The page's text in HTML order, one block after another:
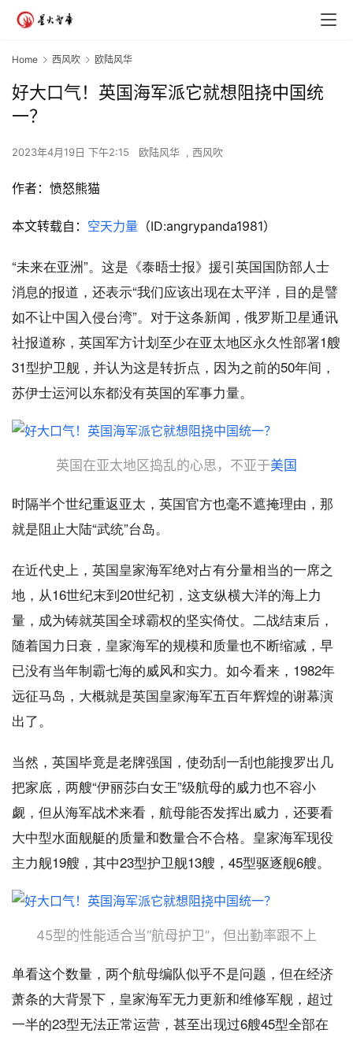
Home 西风吹 欧陆风华
好大口气！英国海军派它就想阻挠中国统
一？
2023年4月19日 下午2:15 欧陆风华 , 西风吹
作者： 愤怒熊猫
本文转载自： 空天力量 （ID:angrypanda1981）
“未来在亚洲”。这是《泰晤士报》援引英国国防部人士
消息的报道，还表示“我们应该出现在太平洋，目的是譬
如不让中国入侵台湾”。对于这条新闻，俄罗斯卫星通讯
社报道称，英国军方计划至少在亚太地区永久性部署1艘
31型护卫舰，并认为这是转折点，因为之前的50年间，
苏伊士运河以东都没有英国的军事力量。
英国在亚太地区捣乱的心思，不亚于美国
时隔半个世纪重返亚太，英国官方也毫不遮掩理由，那
就是阻止大陆“武统”台岛。
在近代史上，英国皇家海军绝对占有分量相当的一席之
地，从16世纪末到20世纪初，这支纵横大洋的海上力
量，成为铸就英国全球霸权的坚实倚仗。二战结束后，
随着国力日衰，皇家海军的规模和质量也不断缩减，早
已没有当年制霸七海的威风和实力。如今看来，1982年
远征马岛，大概就是英国皇家海军五百年辉煌的谢幕演
出了。
当然，英国毕竟是老牌强国，使劲刮一刮也能搜罗出几
把家底，两艘“伊丽莎白女王”级航母的威力也不容小
觑，但从海军战术来看，航母能否发挥出威力，还要看
大中型水面舰艇的质量和数量合不合格。皇家海军现役
主力舰19艘，其中23型护卫舰13艘，45型驱逐舰6艘。
45型的性能适合当“航母护卫”，但出勤率跟不上
单看这个数量，两个航母编队似乎不是问题，但在经济
萧条的大背景下，皇家海军无力更新和维修军舰，超过
一半的23型无法正常运营，甚至出现过6艘45型全部在